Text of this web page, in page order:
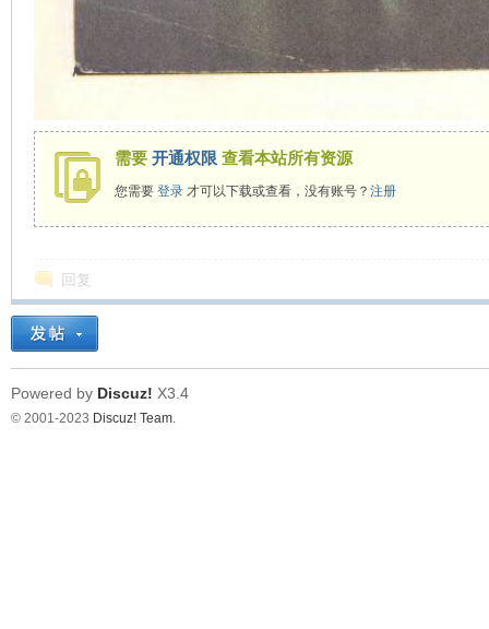
需要 开通权限 查看本站所有资源
您需要 登录才可以下载或查看，没有账号？ 注册
回复
Powered by Discuz! X3.4
© 2001-2023 Discuz! Team.